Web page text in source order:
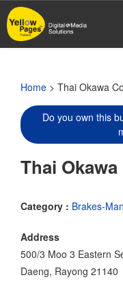
Skip
to
main
Home > Thai Okawa
Do you own this
Thai
Category : Brakes-
Address
500/3 Moo 3 Eastern
Daeng, Rayong 21140